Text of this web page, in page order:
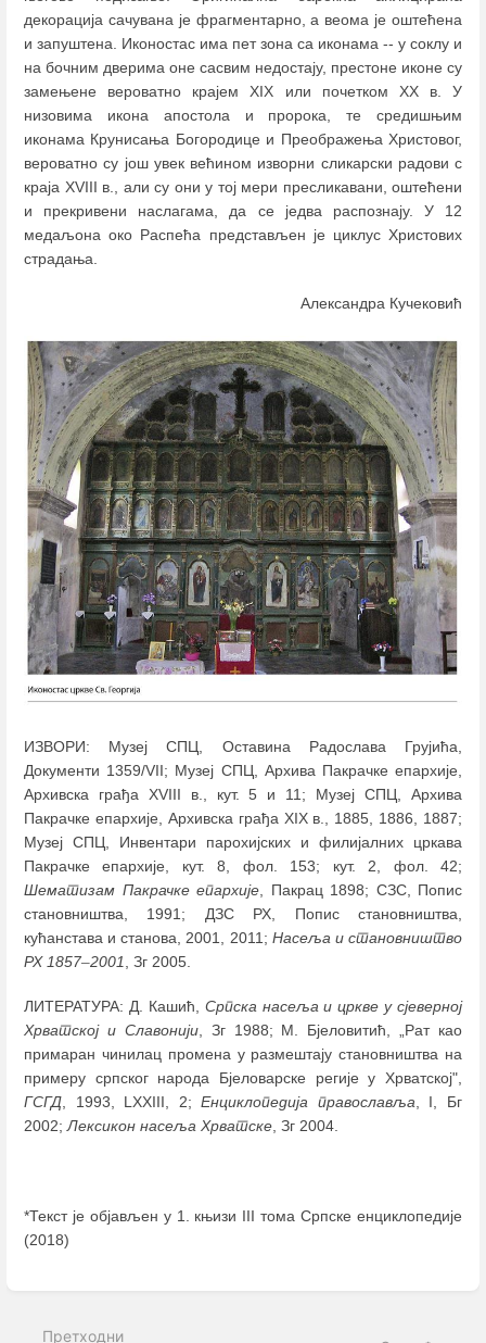
декорација сачувана је фрагментарно, а веома је оштећена
и запуштена. Иконостас има пет зона са иконама -- у соклу и
на бочним дверима оне сасвим недостају, престоне иконе су
замењене вероватно крајем XIX или почетком XX в. У
низовима икона апостола и пророка, те средишњим
иконама Крунисања Богородице и Преображења Христовог,
вероватно су још увек већином изворни сликарски радови с
краја XVIII в., али су они у тој мери пресликавани, оштећени
и прекривени наслагама, да се једва распознају. У 12
медаљона око Распећа представљен је циклус Христових
страдања.
Александра Кучековић
ИЗВОРИ: Музеј СПЦ, Оставина Радослава Грујића,
Документи 1359/VII; Музеј СПЦ, Архива Пакрачке епархије,
Архивска грађа XVIII в., кут. 5 и 11; Музеј СПЦ, Архива
Пакрачке епархије, Архивска грађа XIX в., 1885, 1886, 1887;
Музеј СПЦ, Инвентари парохијских и филијалних цркава
Пакрачке епархије, кут. 8, фол. 153; кут. 2, фол. 42;
Шематизам Пакрачке епархије , Пакрац 1898; СЗС, Попис
становништва, 1991; ДЗС РХ, Попис становништва,
кућанстава и станова, 2001, 2011; Насеља и становништво
РХ 1857–2001 , Зг 2005.
ЛИТЕРАТУРА: Д. Кашић, Српска насеља и цркве у сјеверној
Хрватској и Славонији, Зг 1988; М. Бјеловитић, „Рат као
примаран чинилац промена у размештају становништва на
примеру српског народа Бјеловарске регије у Хрватској",
ГСГД, 1993, LXXIII, 2;Енциклопедија православља, I, Бг
2002;Лексикон насеља Хрватске, Зг 2004.
*Текст је објављен у 1. књизи III тома Српске енциклопедије
(2018)
mode
Претходни